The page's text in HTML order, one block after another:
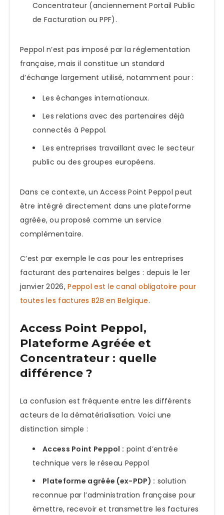
Concentrateur (anciennement Portail Public
de Facturation ou PPF).
Peppol n’est pas imposé par la réglementation
française, mais il constitue un standard
d’échange largement utilisé, notamment pour :
Les échanges internationaux.
Les relations avec des partenaires déjà
connectés à Peppol.
Les entreprises travaillant avec le secteur
public ou des groupes européens.
Dans ce contexte, un Access Point Peppol peut
être intégré directement dans une plateforme
agréée, ou proposé comme un service
complémentaire.
C’est par exemple le cas pour les entreprises
facturant des partenaires belges : depuis le 1er
janvier 2026,Peppol est le canal obligatoire pour
toutes les factures B2B en Belgique.
Access Point Peppol,
Plateforme Agréée et
Concentrateur : quelle
différence ?
La confusion est fréquente entre les différents
acteurs de la dématérialisation. Voici une
distinction simple :
Access Point Peppol : point d’entrée
technique vers le réseau Peppol
Plateforme agréée (ex-PDP) : solution
reconnue par l’administration française pour
émettre, recevoir et transmettre les factures